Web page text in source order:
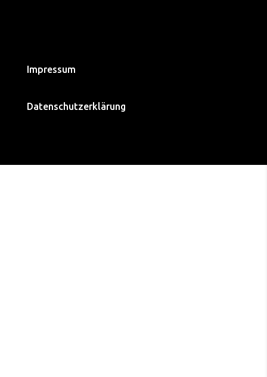
OB-Wahl Schwerin 2026: Dr. Aileen
(ASK) über Bürgerbeteiligung,
Impressum
Datenschutzerklärung